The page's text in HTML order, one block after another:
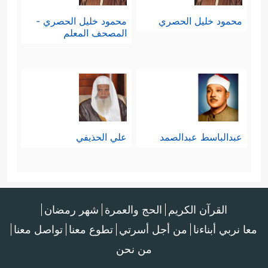
وَجَاۤءُو عَلَىٰ قَمِیصِهِۦ بِدَمࣲ كَذِبࣲۚ﴾.
﴿قَالَ بَلۡ سَوَّلَتۡ لَكُمۡ أَنفُسُكُمۡ أَمۡرࣰاۖ فَصَبۡرࣱ جَمِیلࣱۖ وَٱللَّهُ
ٱلۡمُسۡتَعَانُ عَلَىٰ مَا تَصِفُونَ﴾
.
محمود خليل الحصري
محمود خليل الحصري -
المصحف المعلم
عبدالباسط عبدالصمد علي الحذيفي
القرآن الكريم الحج والعمرة شهر رمضان
معا نربي أبناءنا من أجل أسرتي تطوع معنا تواصل معنا
من نحن